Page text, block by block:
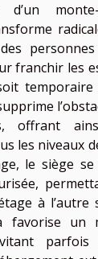
d’un
des
franchir les
offrant
les niveaux
le siège se
à
favorise un